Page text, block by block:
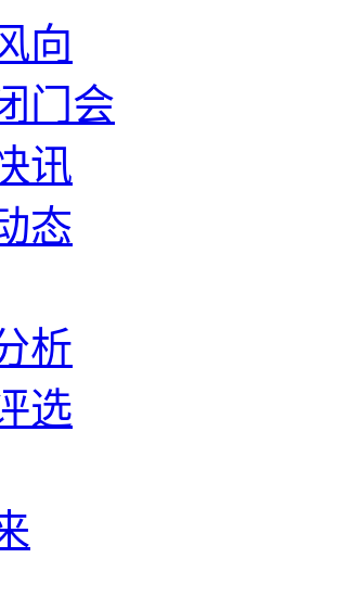
向
门会
讯
态
析
选